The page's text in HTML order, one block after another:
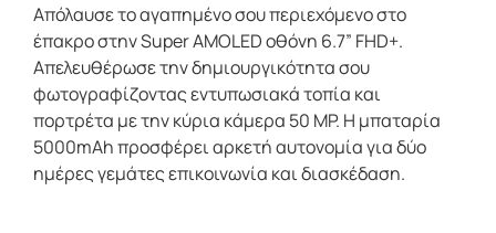
Απόλαυσε το αγαπημένο σου περιεχόμενο στο
έπακρο στην Super AMOLED οθόνη 6.7” FHD+.
Απελευθέρωσε την δημιουργικότητα σου
φωτογραφίζοντας εντυπωσιακά τοπία και
πορτρέτα με την κύρια κάμερα 50 MP. H μπαταρία
5000mAh προσφέρει αρκετή αυτονομία για δύο
ημέρες γεμάτες επικοινωνία και διασκέδαση.